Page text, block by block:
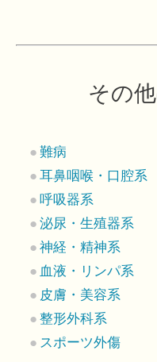
その
難病
耳鼻咽喉・口腔系
呼吸器系
泌尿・生殖器系
神経・精神系
血液・リンパ系
皮膚・美容系
整形外科系
スポーツ外傷